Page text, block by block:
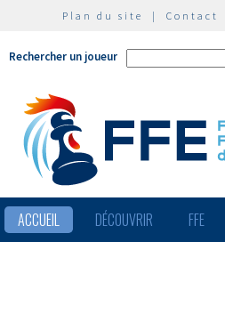
Plan du site | Contact
Rechercher un joueur
ACCUEIL DÉCOUVRIR FFE